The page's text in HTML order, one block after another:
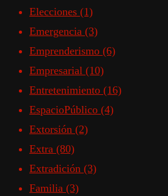
Elecciones (1)
Emergencia (3)
Emprenderismo (6)
Empresarial (10)
Entretenimiento (16)
EspacioPúblico (4)
Extorsión (2)
Extra (80)
Extradición (3)
Familia (3)